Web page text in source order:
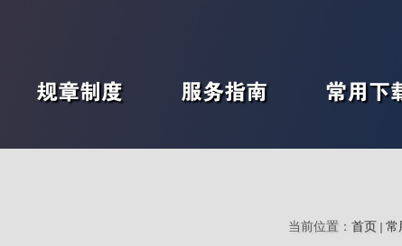
规章制度 服务指南 常用下
当前位置： 首页 常